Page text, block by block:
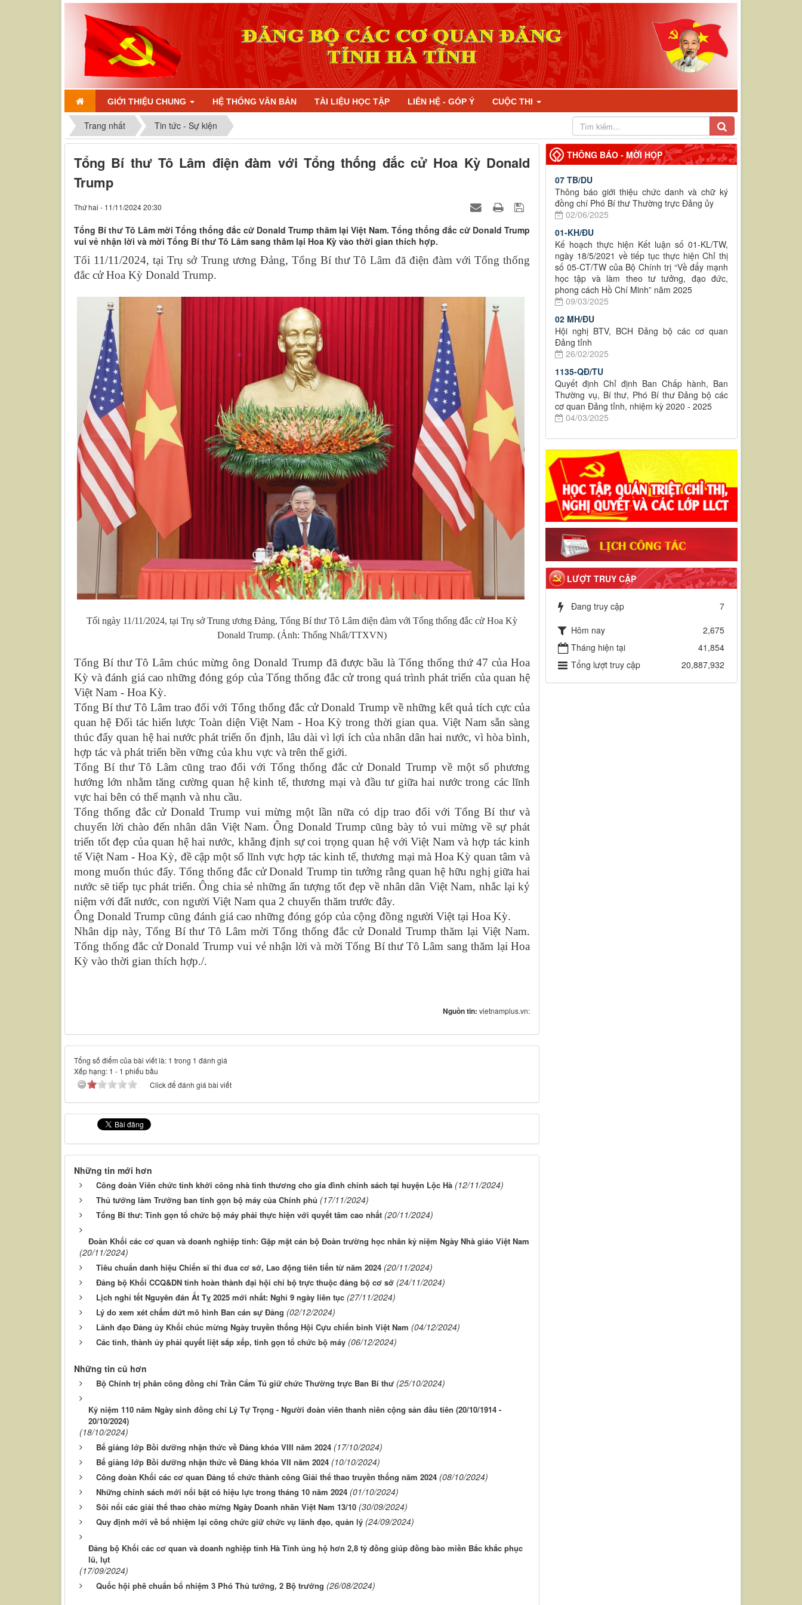
GIỚI THIỆU CHUNG HỆ THỐNG VĂN BẢN TÀI LIỆU HỌC TẬP LIÊN HỆ - GÓP Ý CUỘC THI
Trang nhất Tin tức - Sự kiện
Tổng Bí thư Tô Lâm điện đàm với Tổng thống đắc cử Hoa Kỳ Donald
Trump
Thứ hai - 11/11/2024 20:30
Tổng Bí thư Tô Lâm mời Tổng thống đắc cử Donald Trump thăm lại Việt Nam. Tổng thống đắc cử Donald Trump
vui vẻ nhận lời và mời Tổng Bí thư Tô Lâm sang thăm lại Hoa Kỳ vào thời gian thích hợp.
Tối 11/11/2024, tại Trụ sở Trung ương Đảng, Tổng Bí thư Tô Lâm đã điện đàm với Tổng thống
đắc cử Hoa Kỳ Donald Trump.
Tối ngày 11/11/2024, tại Trụ sở Trung ương Đảng, Tổng Bí thư Tô Lâm điện đàm với Tổng thống đắc cử Hoa Kỳ
Donald Trump. (Ảnh: Thống Nhất/TTXVN)
Tổng Bí thư Tô Lâm chúc mừng ông Donald Trump đã được bầu là Tổng thống thứ 47 của Hoa
Kỳ và đánh giá cao những đóng góp của Tổng thống đắc cử trong quá trình phát triển của quan hệ
Việt Nam - Hoa Kỳ.
Tổng Bí thư Tô Lâm trao đổi với Tổng thống đắc cử Donald Trump về những kết quả tích cực của
quan hệ Đối tác hiến lược Toàn diện Việt Nam - Hoa Kỳ trong thời gian qua. Việt Nam sẵn sàng
thúc đẩy quan hệ hai nước phát triển ổn định, lâu dài vì lợi ích của nhân dân hai nước, vì hòa bình,
hợp tác và phát triển bền vững của khu vực và trên thế giới.
Tổng Bí thư Tô Lâm cũng trao đổi với Tổng thống đắc cử Donald Trump về một số phương
hướng lớn nhằm tăng cường quan hệ kinh tế, thương mại và đầu tư giữa hai nước trong các lĩnh
vực hai bên có thế mạnh và nhu cầu.
Tổng thống đắc cử Donald Trump vui mừng một lần nữa có dịp trao đổi với Tổng Bí thư và
chuyển lời chào đến nhân dân Việt Nam. Ông Donald Trump cũng bày tỏ vui mừng về sự phát
triển tốt đẹp của quan hệ hai nước, khẳng định sự coi trọng quan hệ với Việt Nam và hợp tác kinh
tế Việt Nam - Hoa Kỳ, đề cập một số lĩnh vực hợp tác kinh tế, thương mại mà Hoa Kỳ quan tâm và
mong muốn thúc đẩy. Tổng thống đắc cử Donald Trump tin tưởng rằng quan hệ hữu nghị giữa hai
nước sẽ tiếp tục phát triển. Ông chia sẻ những ấn tượng tốt đẹp về nhân dân Việt Nam, nhắc lại kỷ
niệm với đất nước, con người Việt Nam qua 2 chuyến thăm trước đây.
Ông Donald Trump cũng đánh giá cao những đóng góp của cộng đồng người Việt tại Hoa Kỳ.
Nhân dịp này, Tổng Bí thư Tô Lâm mời Tổng thống đắc cử Donald Trump thăm lại Việt Nam.
Tổng thống đắc cử Donald Trump vui vẻ nhận lời và mời Tổng Bí thư Tô Lâm sang thăm lại Hoa
Kỳ vào thời gian thích hợp./.
Nguồn tin:vietnamplus.vn:
Tổng số điểm của bài viết là: 1 trong 1 đánh giá
Xếp hạng: 1 - 1 phiếu bầu
Click để đánh giá bài viết
Những tin mới hơn
Công đoàn Viên chức tỉnh khởi công nhà tình thương cho gia đình chính sách tại huyện Lộc Hà (12/11/2024)
Thủ tướng làm Trưởng ban tinh gọn bộ máy của Chính phủ (17/11/2024)
Tổng Bí thư: Tinh gọn tổ chức bộ máy phải thực hiện với quyết tâm cao nhất (20/11/2024)
Đoàn Khối các cơ quan và doanh nghiệp tỉnh: Gặp mặt cán bộ Đoàn trường học nhân kỷ niệm Ngày Nhà giáo Việt Nam
(20/11/2024)
Tiêu chuẩn danh hiệu Chiến sĩ thi đua cơ sở, Lao động tiên tiến từ năm 2024 (20/11/2024)
Đảng bộ Khối CCQ&DN tỉnh hoàn thành đại hội chi bộ trực thuộc đảng bộ cơ sở (24/11/2024)
Lịch nghỉ tết Nguyên đán Ất Tỵ 2025 mới nhất: Nghỉ 9 ngày liên tục (27/11/2024)
Lý do xem xét chấm dứt mô hình Ban cán sự Đảng (02/12/2024)
Lãnh đạo Đảng ủy Khối chúc mừng Ngày truyền thống Hội Cựu chiến binh Việt Nam (04/12/2024)
Các tỉnh, thành ủy phải quyết liệt sắp xếp, tinh gọn tổ chức bộ máy (06/12/2024)
Những tin cũ hơn
Bộ Chính trị phân công đồng chí Trần Cẩm Tú giữ chức Thường trực Ban Bí thư (25/10/2024)
Kỷ niệm 110 năm Ngày sinh đồng chí Lý Tự Trọng - Người đoàn viên thanh niên cộng sản đầu tiên (20/10/1914 -
20/10/2024)
(18/10/2024)
Bế giảng lớp Bồi dưỡng nhận thức về Đảng khóa VIII năm 2024 (17/10/2024)
Bế giảng lớp Bồi dưỡng nhận thức về Đảng khóa VII năm 2024 (10/10/2024)
Công đoàn Khối các cơ quan Đảng tổ chức thành công Giải thể thao truyền thống năm 2024 (08/10/2024)
Những chính sách mới nổi bật có hiệu lực trong tháng 10 năm 2024 (01/10/2024)
Sôi nổi các giải thể thao chào mừng Ngày Doanh nhân Việt Nam 13/10 (30/09/2024)
Quy định mới về bổ nhiệm lại công chức giữ chức vụ lãnh đạo, quản lý (24/09/2024)
Đảng bộ Khối các cơ quan và doanh nghiệp tỉnh Hà Tĩnh ủng hộ hơn 2,8 tỷ đồng giúp đồng bào miền Bắc khắc phục
lũ, lụt
(17/09/2024)
Quốc hội phê chuẩn bổ nhiệm 3 Phó Thủ tướng, 2 Bộ trưởng (26/08/2024)
THÔNG BÁO - MỜI HỌP
07 TB/DU
Thông báo giới thiệu chức danh và chữ ký
đồng chí Phó Bí thư Thường trực Đảng ủy
02/06/2025
01-KH/ĐU
Kế hoạch thực hiện Kết luận số 01-KL/TW,
ngày 18/5/2021 về tiếp tục thực hiện Chỉ thị
số 05-CT/TW của Bộ Chính trị “Về đẩy mạnh
học tập và làm theo tư tưởng, đạo đức,
phong cách Hồ Chí Minh” năm 2025
09/03/2025
02 MH/ĐU
Hội nghị BTV, BCH Đảng bộ các cơ quan
Đảng tỉnh
26/02/2025
1135-QĐ/TU
Quyết định Chỉ định Ban Chấp hành, Ban
Thường vụ, Bí thư, Phó Bí thư Đảng bộ các
cơ quan Đảng tỉnh, nhiệm kỳ 2020 - 2025
04/03/2025
LƯỢT TRUY CẬP
Đang truy cập
7
Hôm nay
2,675
Tháng hiện tại
41,854
Tổng lượt truy cập
20,887,932